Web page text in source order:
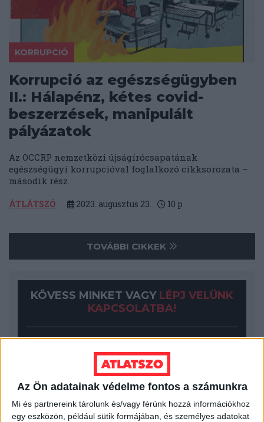
Az Ön adatainak védelme fontos a számunkra
Mi és partnereink tárolunk és/vagy férünk hozzá információkhoz
egy eszközön, például sütik formájában, és személyes adatokat
KORRUPCIÓ
Korrupció az egészségügyben
II.: Hálapénz, kétes covid-
beszerzések, manipulált
pályázatok
Az OCCRP nemzetközi újságírócsapatának
egészségügyi korrupcióval foglalkozó cikksorozata –
második rész.
ÁTLÁTSZÓ 2023. augusztus 23. 10 p
TOVÁBBI CIKKEK
KÖVESS MINKET VAGY LÉPJ VELÜNK
KAPCSOLATBA!